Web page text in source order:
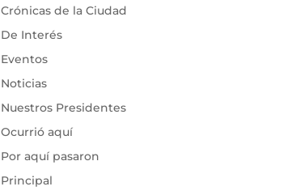
Crónicas de la Ciudad
De Interés
Eventos
Noticias
Nuestros Presidentes
Ocurrió aquí
Por aquí pasaron
Principal